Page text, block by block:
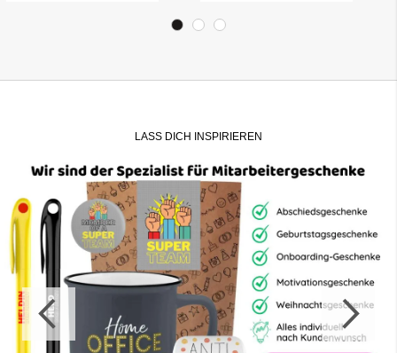
LASS DICH INSPIRIEREN